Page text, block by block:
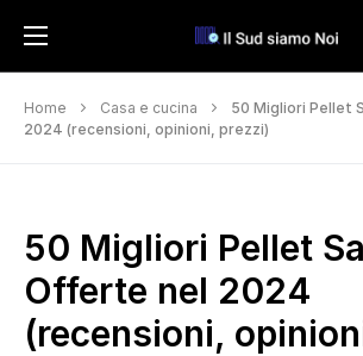
Home Casa e cucina
50 Migliori Pellet
2024 (recensioni, opinioni, prezzi)
50 Migliori Pellet
Offerte nel 2024
(recensioni,